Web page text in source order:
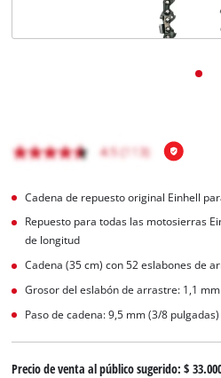
Cadena de repuesto original Einhell
Repuesto para todas las motosierras
de longitud
Cadena (35 cm) con 52 eslabones de
Grosor del eslabón de arrastre: 1,1
Paso de cadena: 9,5 mm (3/8 pulgadas)
Precio de venta al público sugerido:$